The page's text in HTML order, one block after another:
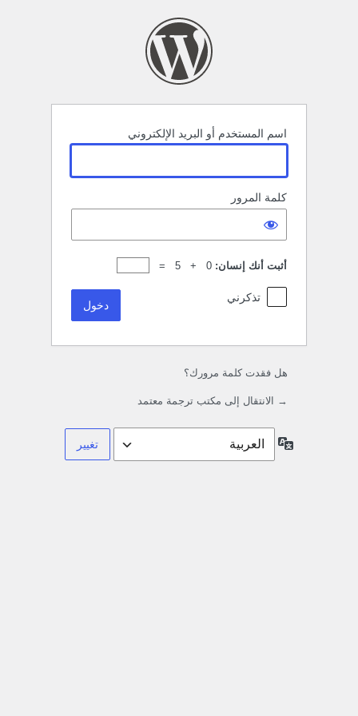
اسم المستخدم أو البريد الإلكتروني
كلمة المرور
أثبت أنك إنسان: 0 + 5 =
تذكرني
هل فقدت كلمة مرورك؟
→ الانتقال إلى مكتب ترجمة معتمد
اللغة